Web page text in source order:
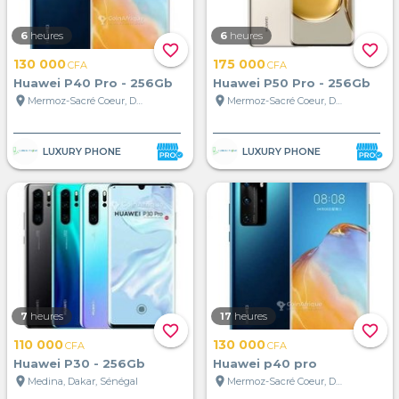
favorite_border
6 heures
130 000CFA
Huawei P40 Pro - 256Gb
location_on
Mermoz-Sacré Coeur, Dakar, Sénégal
LUXURY PHONE
favorite_border
6 heures
175 000CFA
Huawei P50 Pro - 256Gb
location_on
Mermoz-Sacré Coeur, Dakar, Sénégal
LUXURY PHONE
favorite_border
7 heures
110 000CFA
Huawei P30 - 256Gb
location_on Medina, Dakar, Sénégal
favorite_border
17 heures
130 000CFA
Huawei p40 pro
location_on
Mermoz-Sacré Coeur, Dakar, Sénégal